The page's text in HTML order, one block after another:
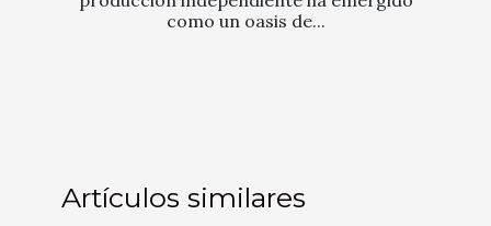
como un oasis de...
Artículos similares